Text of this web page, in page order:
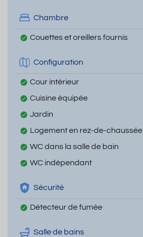
Chambre
Couettes et oreillers fournis
Configuration
Cour intérieur
Cuisine équipée
Jardin
Logement en rez-de-chaussée
WC dans la salle de bain
WC indépendant
Sécurité
Détecteur de fumée
Salle de bains